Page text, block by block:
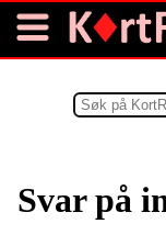
Svar på